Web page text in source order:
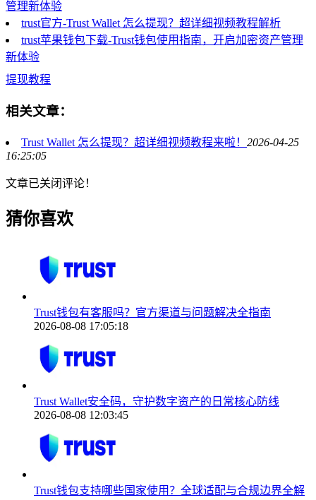
管理新体验
trust官方-Trust Wallet 怎么提现？超详细视频教程解析
trust苹果钱包下载-Trust钱包使用指南，开启加密资产管理
新体验
提现教程
相关文章：
Trust Wallet 怎么提现？超详细视频教程来啦！ 2026-04-25
16:25:05
文章已关闭评论！
猜你喜欢
Trust钱包有客服吗？官方渠道与问题解决全指南
2026-08-08 17:05:18
Trust Wallet安全码，守护数字资产的日常核心防线
2026-08-08 12:03:45
Trust钱包支持哪些国家使用？全球适配与合规边界全解